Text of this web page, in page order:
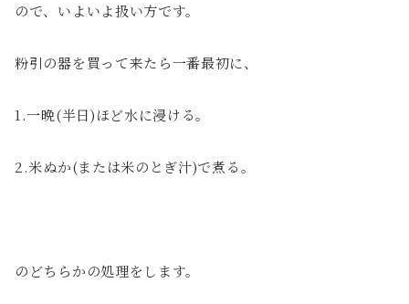
ので、いよいよ扱い方です。
粉引の器を買って来たら一番最初に、
1.一晩(半日)ほど水に浸ける。
2.米ぬか(または米のとぎ汁)で煮る。
のどちらかの処理をします。